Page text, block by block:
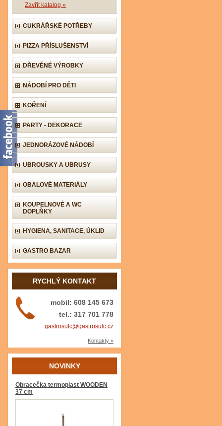
Zavřít katalog »
CUKRÁŘSKÉ POTŘEBY
PIZZA PŘÍSLUŠENSTVÍ
DŘEVĚNÉ VÝROBKY
NÁDOBÍ PRO DĚTI
KOŘENÍ
PARTY - DEKORACE
JEDNORÁZOVÉ NÁDOBÍ
UBROUSKY A UBRUSY
OBALOVÉ MATERIÁLY
KOUPELNOVÉ A WC
DOPLŇKY
HYGIENA, SANITACE, ÚKLID
GASTRO BAZAR
RYCHLÝ KONTAKT
mobil: 608 145 673
tel.: 317 701 778
gastrosulc@gastrosulc.cz
Kontakty »
NOVINKY
Obracečka termoplast WOODEN
37 cm